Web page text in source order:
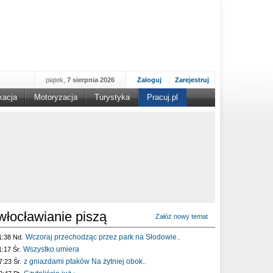
Zaloguj Zarejestruj
piątek, 7 sierpnia 2026
Motoryzacja Turystyka Pracuj.pl
piszą Załóż nowy temat
Nd. Wczoraj przechodząc przez park na Słodowie..
Śr. Wszystko umiera
Śr. z gniazdami ptaków Na żytniej obok..